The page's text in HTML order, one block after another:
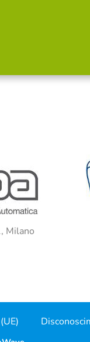
Milano